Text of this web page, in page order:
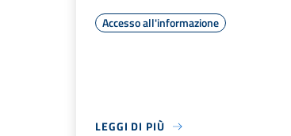
Accesso all'informazione
LEGGI DI PIÙ